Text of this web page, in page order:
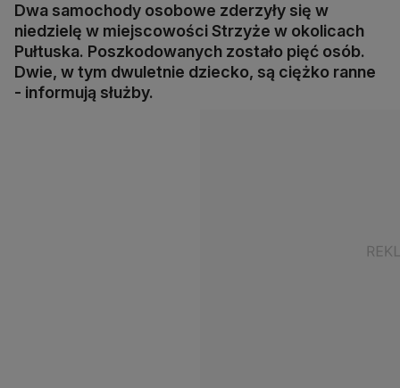
Dwa samochody osobowe zderzyły się w
niedzielę w miejscowości Strzyże w okolicach
Pułtuska. Poszkodowanych zostało pięć osób.
Dwie, w tym dwuletnie dziecko, są ciężko ranne
- informują służby.